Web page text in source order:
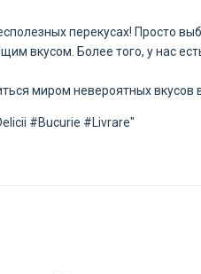
перекусах! Просто
вкусом. Более того, у нас
миром невероятных вкусов
#Bucurie #Livrare"